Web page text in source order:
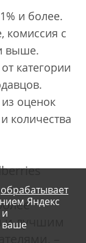
и более.
комиссия с
выше.
категории
оценок
количества
и лучшим
–
обрабатывает
Яндекс
ваше